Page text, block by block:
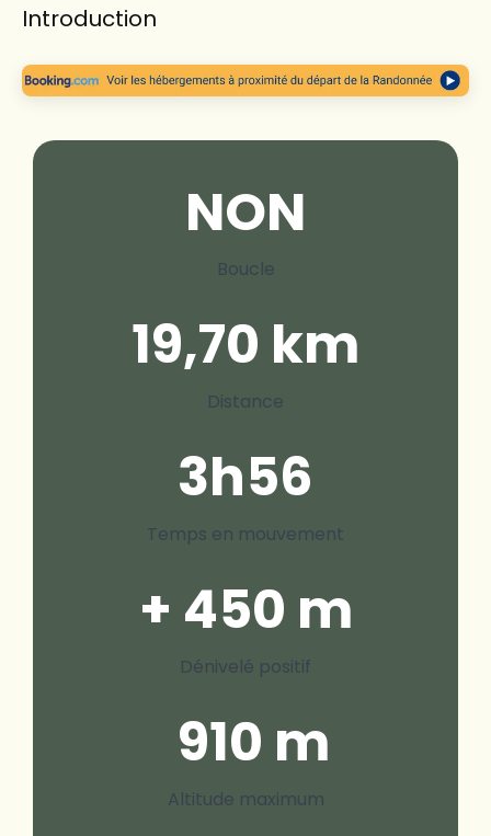
Introduction
NON
Boucle
19,70 km
Distance
3h56
Temps en mouvement
+ 450 m
Dénivelé positif
910 m
Altitude maximum